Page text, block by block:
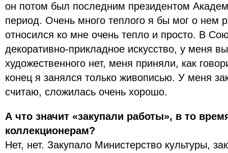
он потом был последним президентом
период. Очень много теплого я бы мог о нем
относился ко мне очень тепло и просто. В
декоративно-прикладное искусство, у меня
художественного нет, меня приняли, как
конец я занялся только живописью. У меня
считаю, сложилась очень хорошо.
А что значит «закупали работы», в то
коллекционерам?
Нет, нет. Закупало Министерство культуры,